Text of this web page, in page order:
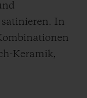
. In
Keramik,